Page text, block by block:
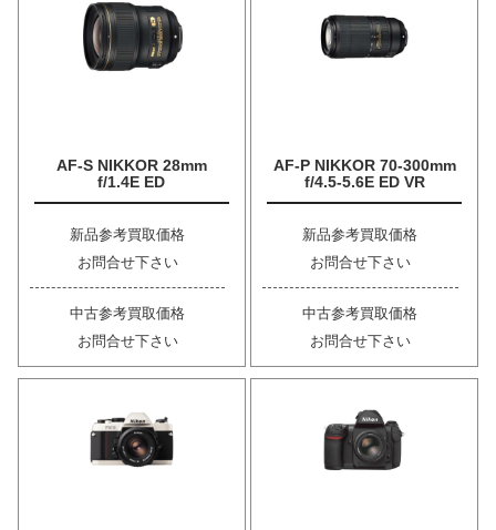
AF-S NIKKOR 28mm
f/1.4E ED
新品参考買取価格
お問合せ下さい
中古参考買取価格
お問合せ下さい
AF-P NIKKOR 70-300mm
f/4.5-5.6E ED VR
新品参考買取価格
お問合せ下さい
中古参考買取価格
お問合せ下さい